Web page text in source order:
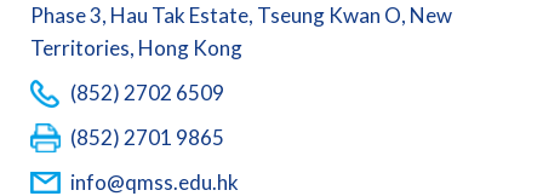
Phase 3, Hau Tak Estate, Tseung Kwan O, New
Territories, Hong Kong
(852) 2702 6509
(852) 2701 9865
info@qmss.edu.hk